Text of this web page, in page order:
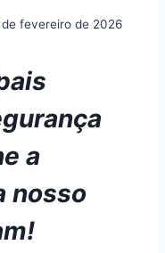
de fevereiro de 2026
a
nosso
!